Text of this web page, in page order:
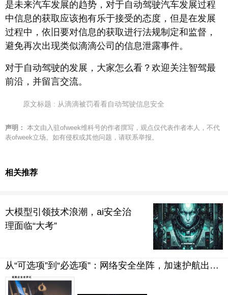
是未来汽车发展的趋势，对于自动驾驶汽车发展过程
中信息的获取应该抱有乐于接受的态度，但是在发展
过程中，依旧要对信息的获取进行法规制定和监督，
避免再次出现类似滴滴公司的信息泄露事件。
对于自动驾驶的发展，大家怎么看？欢迎关注智驾最
前沿，并留言交流。
原文标题 : 从滴滴被罚看看自动驾驶信息安全
声明： 本文由入驻ofweek维科号的作者撰写，观点仅代表作者本人，不代
表ofweek立场。如有侵权或其他问题，请联系举报。
相关推荐
大模型引领技术浪潮，ai安全治
理面临“大考”
从“可选项”到“必选项”：网络安全坐阵，加速护航出海拓疆